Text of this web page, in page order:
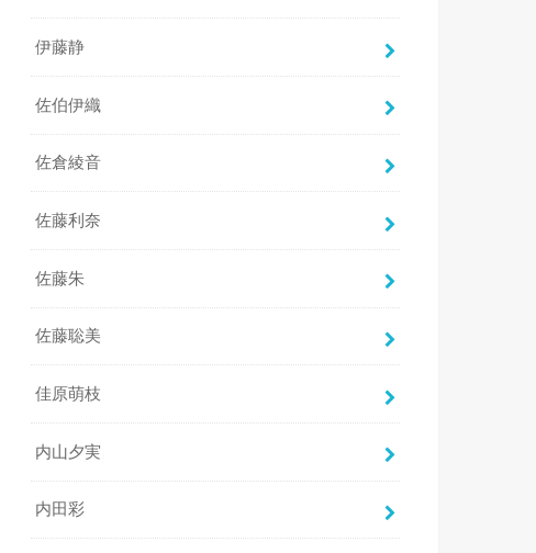
伊藤静
佐伯伊織
佐倉綾音
佐藤利奈
佐藤朱
佐藤聡美
佳原萌枝
内山夕実
内田彩